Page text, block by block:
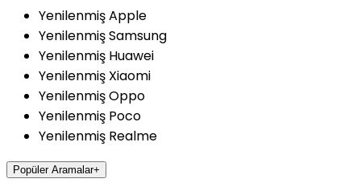
Yenilenmiş Apple
Yenilenmiş Samsung
Yenilenmiş Huawei
Yenilenmiş Xiaomi
Yenilenmiş Oppo
Yenilenmiş Poco
Yenilenmiş Realme
Popüler Aramalar+